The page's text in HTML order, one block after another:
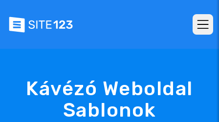
Kávézó Weboldal
Sablonok